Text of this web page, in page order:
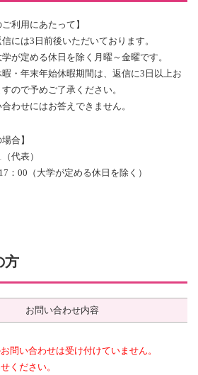
利用にあたって】
には3日前後いただいております。
が定める休日を除く月曜～金曜です。
・年末年始休暇期間は、返信に3日以上お
ので予めご了承ください。
わせにはお答えできません。
合】
代表）
：00（大学が定める休日を除く）
方
お問い合わせ内容
問い合わせは受け付けていません。
ください。